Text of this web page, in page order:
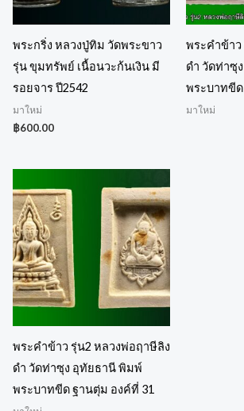
พระกริ่ง หลวงปู่ทิม วัดพระขาว
รุ่น ขุมทรัพย์ เนื้อนวะก้นเงิน มี
รอยจาร ปี2542
มาใหม่
฿600.00
พระคำข้าว
ดำ วัดท่าซุ
พระบาทขี
มาใหม่
พระคำข้าว รุ่น2 หลวงพ่อฤาษีลิง
ดำ วัดท่าซุง อุทัยธานี พิมพ์
พระบาทขีด ฐานตุ่ม องค์ที่ 31